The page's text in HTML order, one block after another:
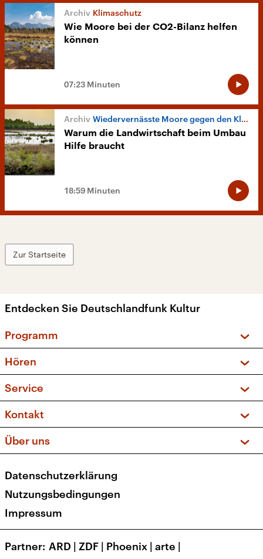
Klimaschutz
Wie Moore bei der CO2-Bilanz helfen
können
07:23 Minuten
Wiedervernässte Moore gegen den Klimawandel
Warum die Landwirtschaft beim Umbau
Hilfe braucht
18:59 Minuten
Zur Startseite
Entdecken Sie Deutschlandfunk Kultur
Programm
Sendungen und Podcasts
Musikliste
Kakadu – Das Kinderprogramm
Hören
Frequenzen (UKW + DAB+)
Service
FAQ
Apps
Newsletter
Veranstaltungen
Kontakt
Social Media
Über uns
Presse
Karriere
Transparenz
Datenschutzerklärung
Nutzungsbedingungen
Impressum
Partner ARD | ZDF | Phoenix | arte |